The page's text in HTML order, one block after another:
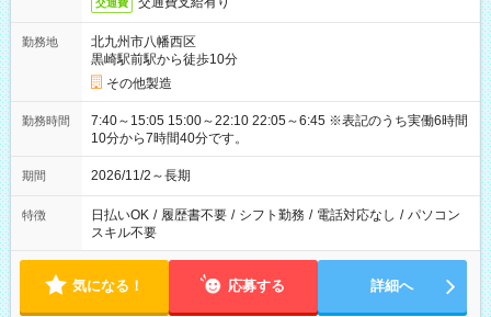
交通費
勤務地
北九州市八幡西区
黒崎駅前駅から徒歩10分
その他製造
勤務時間
7:40～15:05 15:00～22:10 22:05～6:45 ※表記のうち実働6時間
10分から7時間40分です。
期間 2026/11/2～長期
特徴 日払いOK / 履歴書不要 / シフト勤務 / 電話対応なし / パソコン
スキル不要
気になる！ 応募する 詳細へ